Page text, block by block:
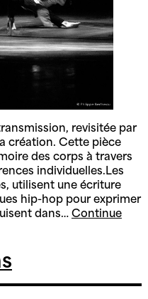
revisitée par
création. Cette pièce
des corps à travers
individuelles.Les
utilisent une écriture
hip-hop pour exprimer
dans… Continue